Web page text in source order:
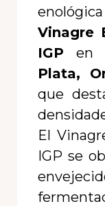
Vinagre
IGP en
Plata,
que
El
IGP se